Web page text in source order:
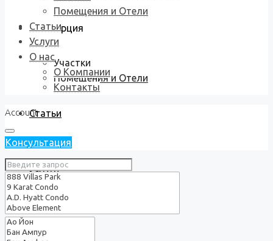
Коммерция
Участки
Помещения и Отели
Статьи
Услуги
О нас
Помещения и Отели
Статьи
Услуги
О нас
О Компании
Контакты
Account
Консультация